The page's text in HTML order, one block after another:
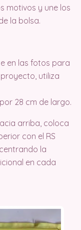
motivos y une los
la bolsa.
en las fotos para
utiliza
28 cm de largo.
arriba, coloca
con el RS
la
en cada